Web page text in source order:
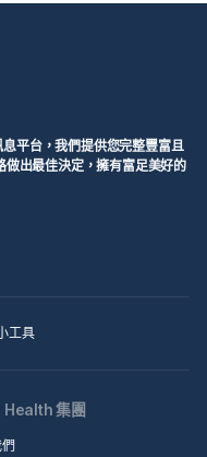
平台，我們提供您完整豐富且
出最佳決定，擁有富足美好的
工具
Health 集團